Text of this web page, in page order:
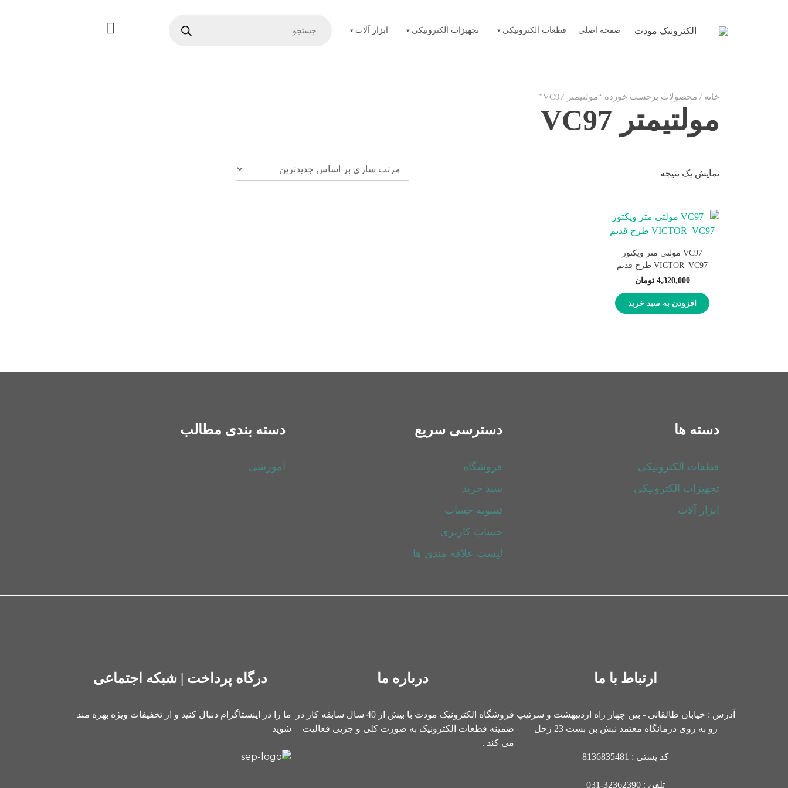
الکترونیک مودت صفحه اصلی قطعات الکترونیکی تجهیزات الکترونیکی ابزار آلات
خانه / محصولات برچسب خورده “مولتیمتر VC97”
مولتیمتر VC97
نمایش یک نتیجه
VC97 مولتی متر ویکتور
VICTOR_VC97 طرح قدیم
4,320,000 تومان
افزودن به سبد خرید
دسته ها
قطعات الکترونیکی
تجهیزات الکترونیکی
ابزار آلات
دسترسی سریع
فروشگاه
سبد خرید
تسویه حساب
حساب کاربری
لیست علاقه مندی ها
دسته بندی مطالب
آموزشی
ارتباط با ما
آدرس : خیابان طالقانی - بین چهار راه اردیبهشت و سرتیپ
رو به روی درمانگاه معتمد نبش بن بست 23 زحل
کد پستی : 8136835481
تلفن : 32362390-031
درباره ما
فروشگاه الکترونیک مودت با بیش از 40 سال سابقه کار در
ضمینه قطعات الکترونیک به صورت کلی و جزیی فعالیت
می کند .
درگاه پرداخت | شبکه اجتماعی
ما را در اینستاگرام دنبال کنید و از تخفیفات ویژه بهره مند
شوید